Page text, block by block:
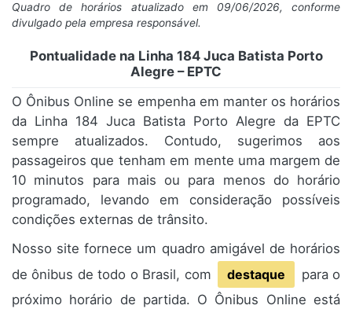
Quadro de horários atualizado em 09/06/2026, conforme
divulgado pela empresa responsável.
Pontualidade na Linha 184 Juca Batista Porto
Alegre – EPTC
O Ônibus Online se empenha em manter os horários
da Linha 184 Juca Batista Porto Alegre da EPTC
sempre atualizados. Contudo, sugerimos aos
passageiros que tenham em mente uma margem de
10 minutos para mais ou para menos do horário
programado, levando em consideração possíveis
condições externas de trânsito.
Nosso site fornece um quadro amigável de horários
de ônibus de todo o Brasil, com
destaque
para o
próximo horário de partida. O Ônibus Online está